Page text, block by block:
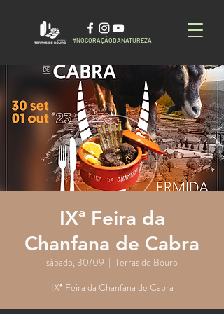
#NOCORAÇÃODANATUREZA
IXª Feira da
Chanfana de Cabra
sábado, 30/09
  |
Terras de Bouro
IXª Feira da Chanfana de Cabra